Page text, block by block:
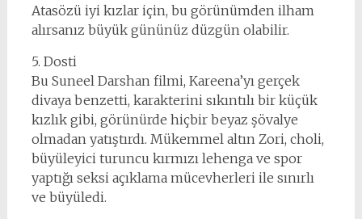
Atasözü iyi kızlar için, bu görünümden ilham
alırsanız büyük gününüz düzgün olabilir.
5. Dosti
Bu Suneel Darshan filmi, Kareena’yı gerçek
divaya benzetti, karakterini sıkıntılı bir küçük
kızlık gibi, görünürde hiçbir beyaz şövalye
olmadan yatıştırdı. Mükemmel altın Zori, choli,
büyüleyici turuncu kırmızı lehenga ve spor
yaptığı seksi açıklama mücevherleri ile sınırlı
ve büyüledi.